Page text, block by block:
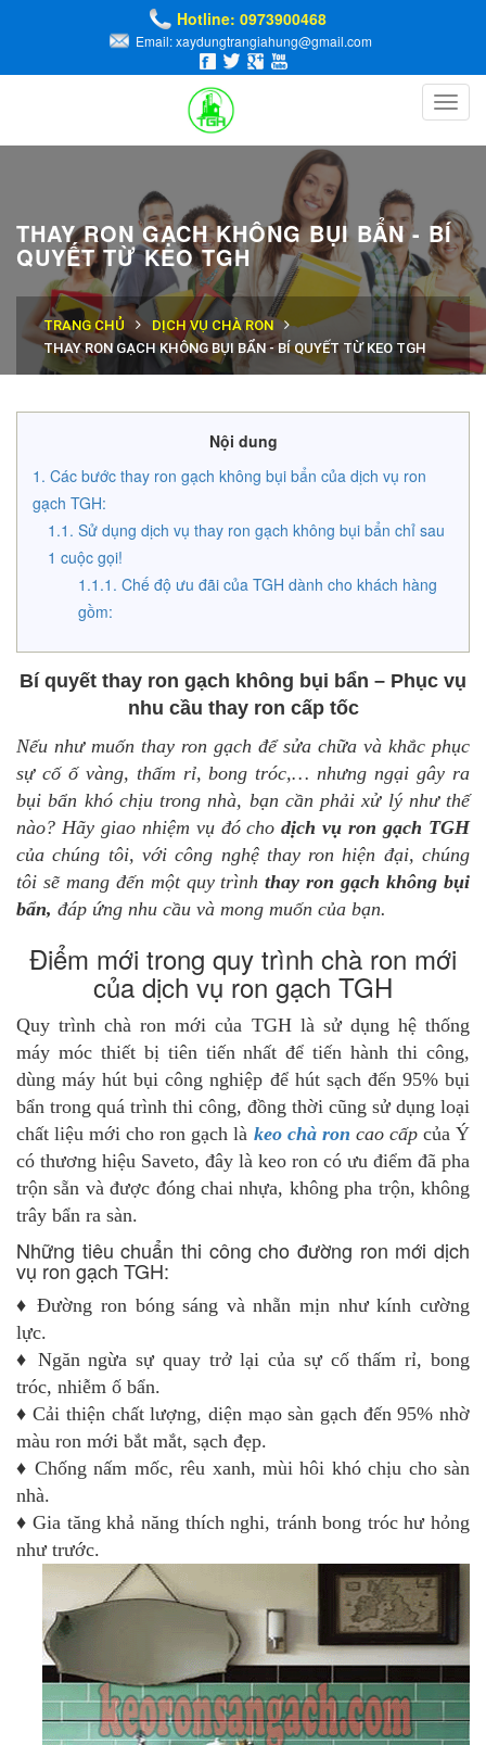
Hotline: 0973900468
Email: xaydungtrangiahung@gmail.com
THAY RON GẠCH KHÔNG BỤI BẨN - BÍ
QUYẾT TỪ KEO TGH
TRANG CHỦ
DỊCH VỤ CHÀ RON
THAY RON GẠCH KHÔNG BỤI BẨN - BÍ QUYẾT TỪ KEO TGH
Nội dung
Các bước thay ron gạch không bụi bẩn của dịch vụ ron
gạch TGH:
Sử dụng dịch vụ thay ron gạch không bụi bẩn chỉ sau
1 cuộc gọi!
Chế độ ưu đãi của TGH dành cho khách hàng
gồm:
Bí quyết thay ron gạch không bụi bẩn – Phục vụ
nhu cầu thay ron cấp tốc
Nếu như muốn thay ron gạch để sửa chữa và khắc phục
sự cố ố vàng, thấm rỉ, bong tróc,… nhưng ngại gây ra
bụi bẩn khó chịu trong nhà, bạn cần phải xử lý như thế
nào? Hãy giao nhiệm vụ đó chodịch vụ ron gạch TGH
của chúng tôi, với công nghệ thay ron hiện đại, chúng
tôi sẽ mang đến một quy trìnhthay ron gạch không bụi
bẩn, đáp ứng nhu cầu và mong muốn của bạn.
Điểm mới trong quy trình chà ron mới
của dịch vụ ron gạch TGH
Quy trình chà ron mới của TGH là sử dụng hệ thống
máy móc thiết bị tiên tiến nhất để tiến hành thi công,
dùng máy hút bụi công nghiệp để hút sạch đến 95% bụi
bẩn trong quá trình thi công, đồng thời cũng sử dụng loại
chất liệu mới cho ron gạch là keo chà ron cao cấpcủa Ý
có thương hiệu Saveto, đây là keo ron có ưu điểm đã pha
trộn sẵn và được đóng chai nhựa, không pha trộn, không
trây bẩn ra sàn.
Những tiêu chuẩn thi công cho đường ron mới dịch
vụ ron gạch TGH:
♦ Đường ron bóng sáng và nhẵn mịn như kính cường
lực.
♦ Ngăn ngừa sự quay trở lại của sự cố thấm rỉ, bong
tróc, nhiễm ố bẩn.
♦ Cải thiện chất lượng, diện mạo sàn gạch đến 95% nhờ
màu ron mới bắt mắt, sạch đẹp.
♦ Chống nấm mốc, rêu xanh, mùi hôi khó chịu cho sàn
nhà.
♦ Gia tăng khả năng thích nghi, tránh bong tróc hư hỏng
như trước.